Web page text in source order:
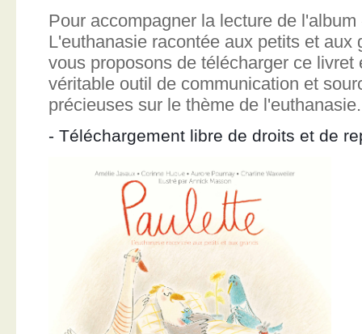
Pour accompagner la lecture de
L'euthanasie racontée aux petits et aux
vous proposons de télécharger ce livret
véritable outil de communication et
précieuses sur le thème de l'euthanasie.
- Téléchargement libre de droits et de